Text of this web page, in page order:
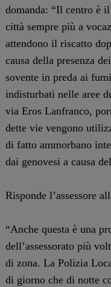
domanda: “Il centro è
città sempre più a
attendono il riscatto
causa della presenza
sovente in preda ai
indisturbati nelle aree
via Eros Lanfranco,
dette vie vengono
di fatto ammorbano
dai genovesi a causa
Risponde l’assessore
“Anche questa è una
dell’assessorato più
di zona. La Polizia
di giorno che di notte